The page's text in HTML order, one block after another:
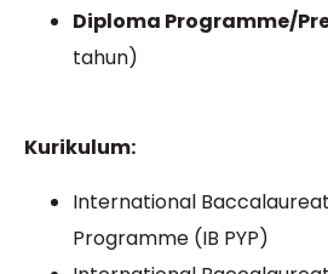
Diploma Programme/
tahun)
Kurikulum:
International
Programme (IB PYP)